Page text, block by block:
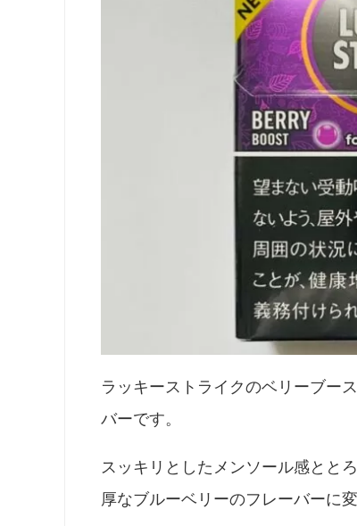
ラッキーストライクのベリーブー
バーです。
スッキリとしたメンソール感とと
厚なブルーベリーのフレーバーに